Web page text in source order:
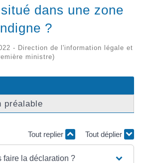
dans une zone
?
- Direction de l'information légale et
ministre)
préalable
Tout replier Tout déplier
faire la déclaration ?